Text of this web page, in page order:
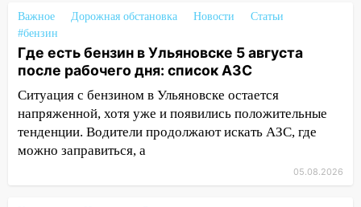
врезался в забор
10:27
днем 6 августа: список АЗС
10:16
Внимание! В Ульяновской области
объявлена ракетная опасность
10:00 В Старомайнском районе утонул
51-летний мужчина
Важное Дорожная обстановка Новости
Статьи
#бензин
Где есть бензин в Ульяновске 5 августа
после рабочего дня: список АЗС
Ситуация с бензином в Ульяновске остается
напряженной, хотя уже и появились положительные
тенденции. Водители продолжают искать АЗС, где
можно заправиться, а
05.08.2026